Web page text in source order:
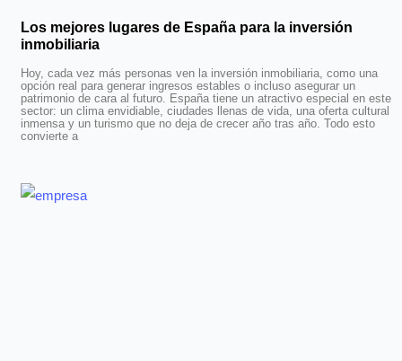
Los mejores lugares de España para la inversión
inmobiliaria
Hoy, cada vez más personas ven la inversión inmobiliaria, como una
opción real para generar ingresos estables o incluso asegurar un
patrimonio de cara al futuro. España tiene un atractivo especial en este
sector: un clima envidiable, ciudades llenas de vida, una oferta cultural
inmensa y un turismo que no deja de crecer año tras año. Todo esto
convierte a